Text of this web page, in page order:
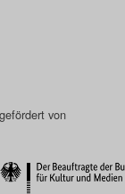
gefördert von